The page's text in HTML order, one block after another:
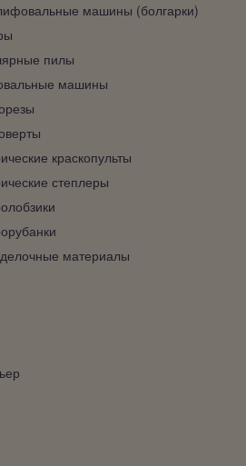
машины (болгарки)
пилы
машины
краскопульты
степлеры
материалы